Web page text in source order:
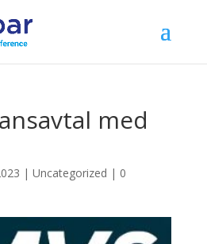
med
| Uncategorized | 0